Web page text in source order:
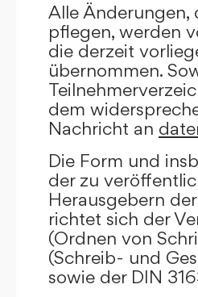
Alle Änderungen,
pflegen, werden
die derzeit
übernommen.
dem
Nachricht an
Die Form und
der zu
Herausgebern
richtet sich der
(Ordnen von
(Schreib- und
sowie der DIN